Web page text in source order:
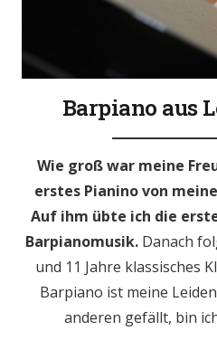
Barpiano aus
Wie groß war meine
erstes Pianino von
Auf ihm übte ich die
Barpianomusik. Danach
und 11 Jahre klassisches
Barpiano ist meine
anderen gefällt, bin